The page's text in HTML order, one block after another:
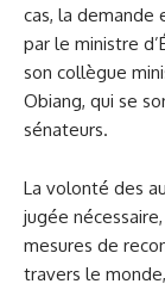
cas, la demande
par le ministre
son collègue
Obiang, qui se
sénateurs.
La volonté des
jugée
mesures de
travers le